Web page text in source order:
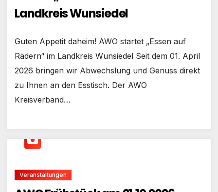
Landkreis Wunsiedel
Guten Appetit daheim! AWO startet „Essen auf
Rädern“ im Landkreis Wunsiedel Seit dem 01. April
2026 bringen wir Abwechslung und Genuss direkt
zu Ihnen an den Esstisch. Der AWO
Kreisverband…
Veranstaltungen